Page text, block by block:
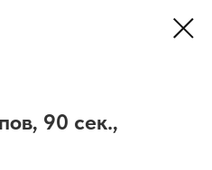
90 сек.,